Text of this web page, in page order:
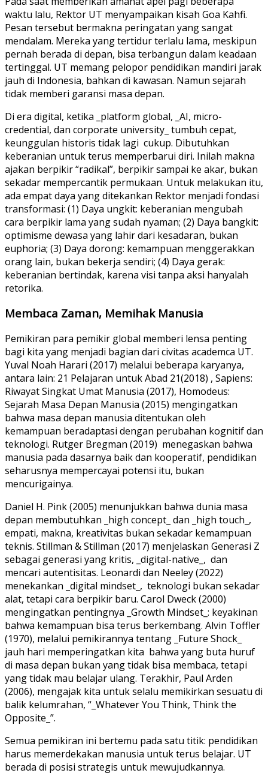
waktu lalu, Rektor UT menyampaikan kisah Goa Kahfi.
Pesan tersebut bermakna peringatan yang sangat
mendalam. Mereka yang tertidur terlalu lama, meskipun
pernah berada di depan, bisa terbangun dalam keadaan
tertinggal. UT memang pelopor pendidikan mandiri jarak
jauh di Indonesia, bahkan di kawasan. Namun sejarah
tidak memberi garansi masa depan.
Di era digital, ketika _platform global, _AI, micro-
credential, dan corporate university_ tumbuh cepat,
keunggulan historis tidak lagi cukup. Dibutuhkan
keberanian untuk terus memperbarui diri. Inilah makna
ajakan berpikir “radikal”, berpikir sampai ke akar, bukan
sekadar mempercantik permukaan. Untuk melakukan itu,
ada empat daya yang ditekankan Rektor menjadi fondasi
transformasi: (1) Daya ungkit: keberanian mengubah
cara berpikir lama yang sudah nyaman; (2) Daya bangkit:
optimisme dewasa yang lahir dari kesadaran, bukan
euphoria; (3) Daya dorong: kemampuan menggerakkan
orang lain, bukan bekerja sendiri; (4) Daya gerak:
keberanian bertindak, karena visi tanpa aksi hanyalah
retorika.
Membaca Zaman, Memihak Manusia
Pemikiran para pemikir global memberi lensa penting
bagi kita yang menjadi bagian dari civitas academca UT.
Yuval Noah Harari (2017) melalui beberapa karyanya,
antara lain: 21 Pelajaran untuk Abad 21(2018) , Sapiens:
Riwayat Singkat Umat Manusia (2017), Homodeus:
Sejarah Masa Depan Manusia (2015) mengingatkan
bahwa masa depan manusia ditentukan oleh
kemampuan beradaptasi dengan perubahan kognitif dan
teknologi. Rutger Bregman (2019) menegaskan bahwa
manusia pada dasarnya baik dan kooperatif, pendidikan
seharusnya mempercayai potensi itu, bukan
mencurigainya.
Daniel H. Pink (2005) menunjukkan bahwa dunia masa
depan membutuhkan _high concept_ dan _high touch_,
empati, makna, kreativitas bukan sekadar kemampuan
teknis. Stillman & Stillman (2017) menjelaskan Generasi Z
sebagai generasi yang kritis, _digital-native_, dan
mencari autentisitas. Leonardi dan Neeley (2022)
menekankan _digital mindset_, teknologi bukan sekadar
alat, tetapi cara berpikir baru. Carol Dweck (2000)
mengingatkan pentingnya _Growth Mindset_: keyakinan
bahwa kemampuan bisa terus berkembang. Alvin Toffler
(1970), melalui pemikirannya tentang _Future Shock_
jauh hari memperingatkan kita bahwa yang buta huruf
di masa depan bukan yang tidak bisa membaca, tetapi
yang tidak mau belajar ulang. Terakhir, Paul Arden
(2006), mengajak kita untuk selalu memikirkan sesuatu di
balik kelumrahan, “_Whatever You Think, Think the
Opposite_”.
Semua pemikiran ini bertemu pada satu titik: pendidikan
harus memerdekakan manusia untuk terus belajar. UT
berada di posisi strategis untuk mewujudkannya.